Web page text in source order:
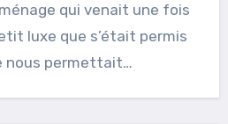
qui venait une fois
luxe que s’était permis
nous permettait…